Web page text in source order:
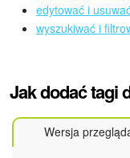
Bitrix24
Firma
edytować i
wyszukiwać i
Jak dodać tagi
Wersja